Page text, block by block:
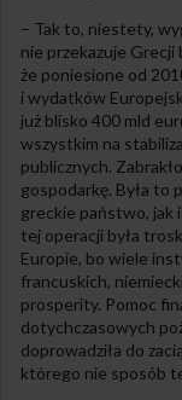
– Tak to, niestety,
nie przekazuje Grecji
że poniesione od
i wydatków
już blisko 400 mld
wszystkim na
publicznych.
gospodarkę. Była to
greckie państwo, jak
tej operacji była
Europie, bo wiele
francuskich,
prosperity. Pomoc
dotychczasowych
doprowadziła do
którego nie sposób